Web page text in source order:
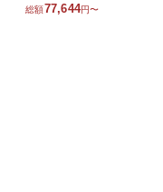
総額77,644円〜